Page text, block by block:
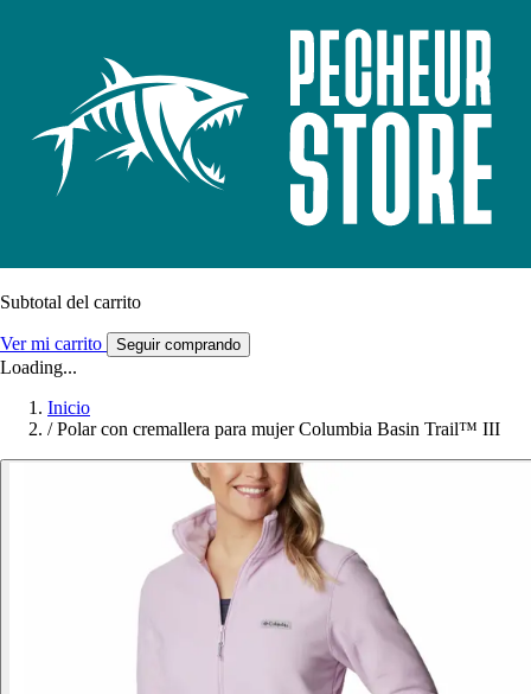
Subtotal del carrito
Ver mi carrito Seguir comprando
Loading...
Inicio
/ Polar con cremallera para mujer Columbia Basin Trail™ III